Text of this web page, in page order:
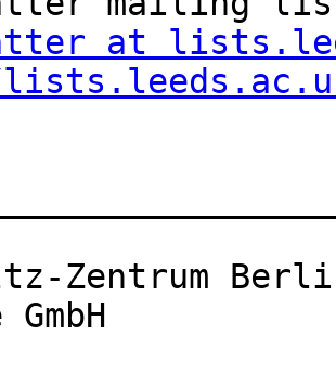
at
Zentrum